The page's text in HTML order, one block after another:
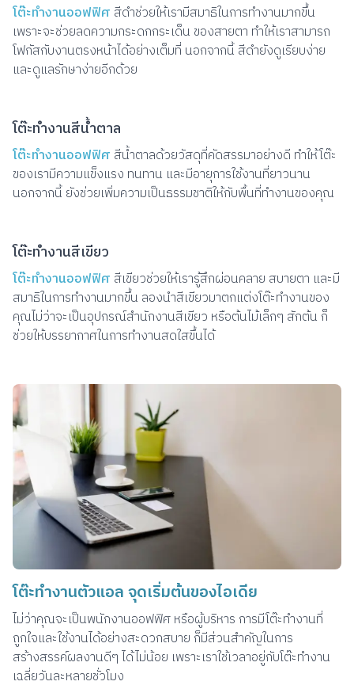
โต๊ะทำงานออฟฟิศ สีดำช่วยให้เรามีสมาธิในการทำงานมากขึ้น
เพราะจะช่วยลดความกระดกกระเด็น ของสายตา ทำให้เราสามารถ
โฟกัสกับงานตรงหน้าได้อย่างเต็มที่ นอกจากนี้ สีดำยังดูเรียบง่าย
และดูแลรักษาง่ายอีกด้วย
โต๊ะทำงานสีน้ำตาล
โต๊ะทำงานออฟฟิศ สีน้ำตาลด้วยวัสดุที่คัดสรรมาอย่างดี ทำให้โต๊ะ
ของเรามีความแข็งแรง ทนทาน และมีอายุการใช้งานที่ยาวนาน
นอกจากนี้ ยังช่วยเพิ่มความเป็นธรรมชาติให้กับพื้นที่ทำงานของคุณ
โต๊ะทำงานสีเขียว
โต๊ะทำงานออฟฟิศ สีเขียวช่วยให้เรารู้สึกผ่อนคลาย สบายตา และมี
สมาธิในการทำงานมากขึ้น ลองนำสีเขียวมาตกแต่งโต๊ะทำงานของ
คุณไม่ว่าจะเป็นอุปกรณ์สำนักงานสีเขียว หรือต้นไม้เล็กๆ สักต้น ก็
ช่วยให้บรรยากาศในการทำงานสดใสขึ้นได้
โต๊ะทำงานตัวแอล จุดเริ่มต้นของไอเดีย
ไม่ว่าคุณจะเป็นพนักงานออฟฟิศ หรือผู้บริหาร การมีโต๊ะทำงานที่
ถูกใจและใช้งานได้อย่างสะดวกสบาย ก็มีส่วนสำคัญในการ
สร้างสรรค์ผลงานดีๆ ได้ไม่น้อย เพราะเราใช้เวลาอยู่กับโต๊ะทำงาน
เฉลี่ยวันละหลายชั่วโมง